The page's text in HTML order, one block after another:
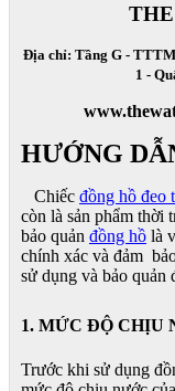
Địa chỉ: Tầng G -
1 -
HƯỚNG
Chiếc đồng hồ đeo
còn là sản phẩm thời
bảo quản đồng hồ là
chính xác và đảm
sử dụng và bảo quản
1. MỨC ĐỘ CHỊU
Trước khi sử dụng